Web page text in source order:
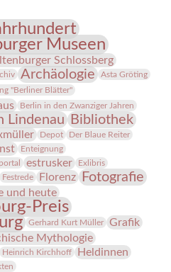
Museen
Schlossberg
Archäologie Asta Gröting
"Berliner Blätter"
Berlin in den Zwanziger Jahren
Lindenau Bibliothek
Depot Der Blaue Reiter
Enteignung
estrusker Exlibris
Festrede Florenz Fotografie
und heute
Preis
Gerhard Kurt Müller
Grafik
Mythologie
Heinrich Kirchhoff Heldinnen